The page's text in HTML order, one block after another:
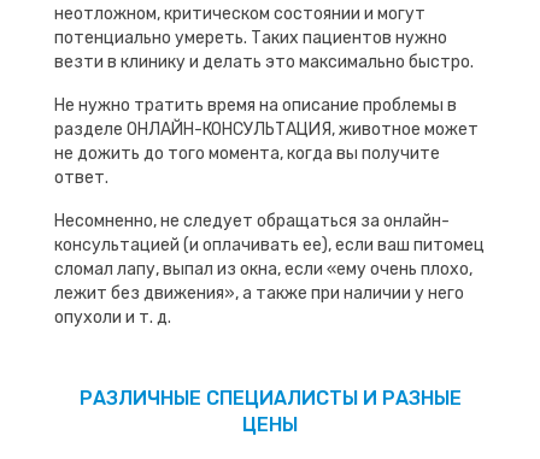
неотложном, критическом состоянии и могут
потенциально умереть. Таких пациентов нужно
везти в клинику и делать это максимально быстро.
Не нужно тратить время на описание проблемы в
разделе ОНЛАЙН-КОНСУЛЬТАЦИЯ, животное может
не дожить до того момента, когда вы получите
ответ.
Несомненно, не следует обращаться за онлайн-
консультацией (и оплачивать ее), если ваш питомец
сломал лапу, выпал из окна, если «ему очень плохо,
лежит без движения», а также при наличии у него
опухоли и т. д.
РАЗЛИЧНЫЕ СПЕЦИАЛИСТЫ И РАЗНЫЕ
ЦЕНЫ